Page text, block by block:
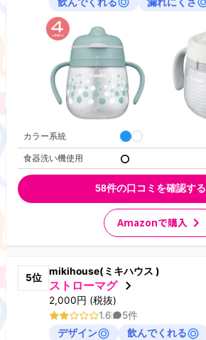
カラー系統
食器洗い機使用
58件の口コミを確認する
Amazonで購入
5位
mikihouse(ミキハウス )
ストローマグ
2,000円 (税抜)
1.6 5件
デザイン
飲んでくれる